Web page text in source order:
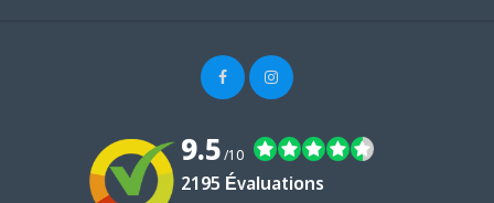
9.5/10
2195 Évaluations